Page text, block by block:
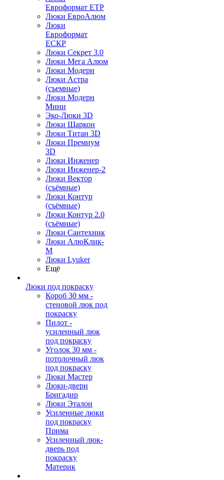
Евроформат ЕТР
Люки ЕвроАлюм
Люки
Евроформат
ЕСКР
Люки Секрет 3.0
Люки Мега Алюм
Люки Модерн
Люки Астра
(съемные)
Люки Модерн
Мини
Эко-Люки 3D
Люки Шаркон
Люки Титан 3D
Люки Премиум
3D
Люки Инженер
Люки Инженер-2
Люки Вектор
(съёмные)
Люки Контур
(съёмные)
Люки Контур 2.0
(съёмные)
Люки Сантехник
Люки АлюКлик-
М
Люки Lyuker
Ещё
Люки под покраску
Короб 30 мм -
стеновой люк под
покраску
Пилот -
усиленный люк
под покраску
Уголок 30 мм -
потолочный люк
под покраску
Люки Мастер
Люки-двери
Бригадир
Люки Эталон
Усиленные люки
под покраску
Прима
Усиленный люк-
дверь под
покраску
Материк